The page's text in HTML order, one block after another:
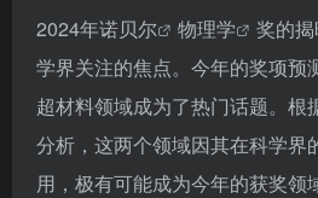
2024年诺贝尔 物理学
奖的
学界关注的焦点。今年的奖项预
超材料领域成为了热门话题。根
分析，这两个领域因其在科学界
用，极有可能成为今年的获奖领